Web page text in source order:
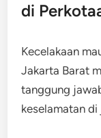
di
Kecelakaan
Jakarta Barat
tanggung
keselamatan di